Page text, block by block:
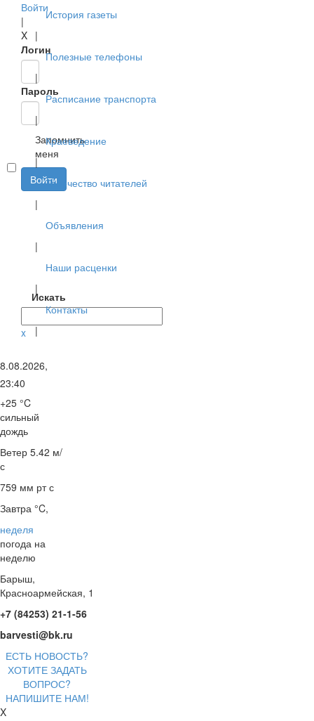
Войти
|
X
Логин
Пароль
Запомнить
меня
Войти
Искать
x
История газеты
|
Полезные телефоны
|
Расписание транспорта
|
Краеведение
|
Творчество читателей
|
Объявления
|
Наши расценки
|
Контакты
|
8.08.2026,
23:40
+25 °C
сильный
дождь
Ветер 5.42 м/
с
759 мм рт с
Завтра °C,
неделя
погода на
неделю
Барыш,
Красноармейская, 1
+7 (84253) 21-1-56
barvesti@bk.ru
ЕСТЬ НОВОСТЬ?
ХОТИТЕ ЗАДАТЬ
ВОПРОС?
НАПИШИТЕ НАМ!
X